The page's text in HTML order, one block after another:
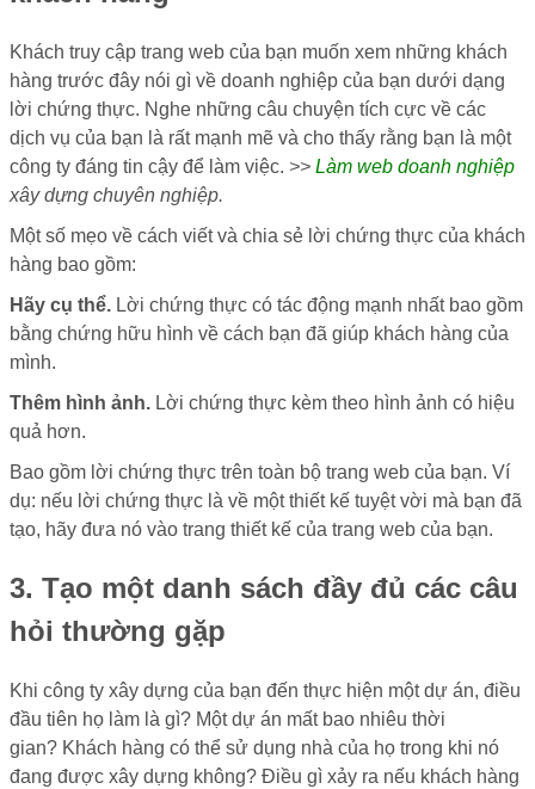
Khách truy cập trang web của bạn muốn xem những khách
hàng trước đây nói gì về doanh nghiệp của bạn dưới dạng
lời chứng thực. Nghe những câu chuyện tích cực về các
dịch vụ của bạn là rất mạnh mẽ và cho thấy rằng bạn là một
công ty đáng tin cậy để làm việc. >> Làm web doanh nghiệp
xây dựng chuyên nghiệp.
Một số mẹo về cách viết và chia sẻ lời chứng thực của khách
hàng bao gồm:
Hãy cụ thể. Lời chứng thực có tác động mạnh nhất bao gồm
bằng chứng hữu hình về cách bạn đã giúp khách hàng của
mình.
Thêm hình ảnh. Lời chứng thực kèm theo hình ảnh có hiệu
quả hơn.
Bao gồm lời chứng thực trên toàn bộ trang web của bạn. Ví
dụ: nếu lời chứng thực là về một thiết kế tuyệt vời mà bạn đã
tạo, hãy đưa nó vào trang thiết kế của trang web của bạn.
3. Tạo một danh sách đầy đủ các câu
hỏi thường gặp
Khi công ty xây dựng của bạn đến thực hiện một dự án, điều
đầu tiên họ làm là gì? Một dự án mất bao nhiêu thời
gian? Khách hàng có thể sử dụng nhà của họ trong khi nó
đang được xây dựng không? Điều gì xảy ra nếu khách hàng